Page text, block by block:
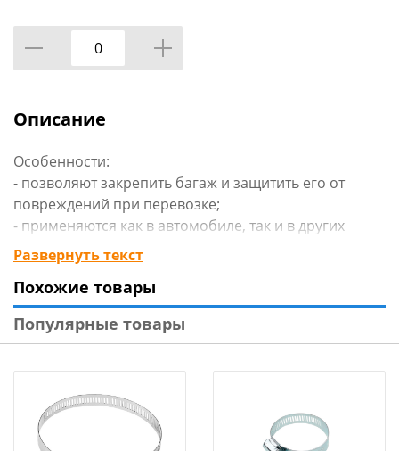
Описание
Особенности:
- позволяют закрепить багаж и защитить его от
повреждений при перевозке;
- применяются как в автомобиле, так и в других
хозяйственно-бытовых нуждах.
Технические характеристики:
Размер: 0,8 м х 8 мм
Габариты: 0,155 x 0,095 x 0,018 мм
Материал изделия: металл, полипропилен, резина
Цвет: зелёный
Бренд: Park
Страна-изготовитель: Китай
Развернуть текст
Похожие товары
Популярные товары